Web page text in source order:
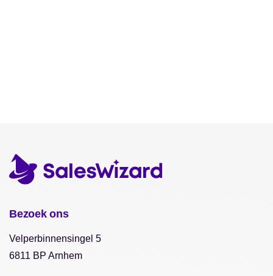
Bezoek ons
Velperbinnensingel 5
6811 BP Arnhem